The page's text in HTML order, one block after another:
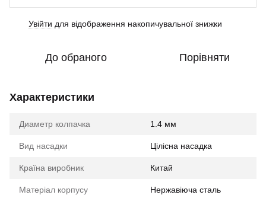
Увійти для відображення накопичувальної знижки
До обраного Порівняти
Характеристики
Диаметр колпачка 1.4 мм
Вид насадки Цілісна насадка
Країна виробник Китай
Матеріал корпусу Нержавіюча сталь